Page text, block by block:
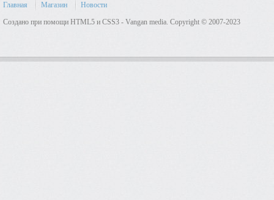
Главная Магазин
Новости
Создано при помощи HTML5 и CSS3 - Vangan media. Copyright © 2007-2023